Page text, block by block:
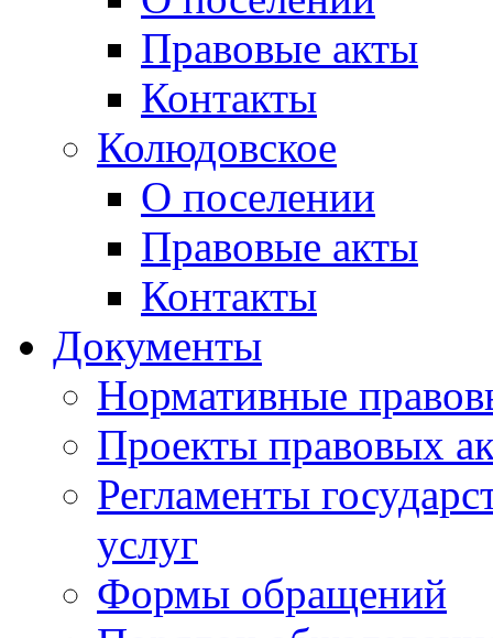
Правовые акты
Контакты
Колюдовское
О поселении
Правовые акты
Контакты
Документы
Нормативные
Проекты правовых
Регламенты
услуг
Формы обращений